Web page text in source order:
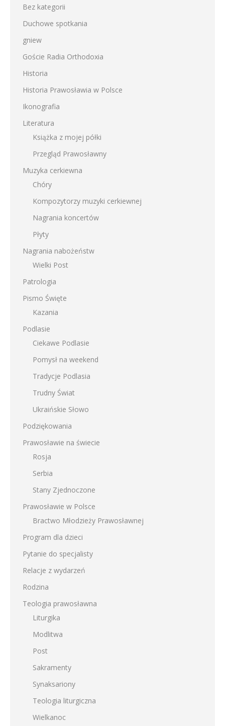
Bez kategorii
Duchowe spotkania
gniew
Goście Radia Orthodoxia
Historia
Historia Prawosławia w Polsce
Ikonografia
Literatura
Książka z mojej półki
Przegląd Prawosławny
Muzyka cerkiewna
Chóry
Kompozytorzy muzyki cerkiewnej
Nagrania koncertów
Płyty
Nagrania nabożeństw
Wielki Post
Patrologia
Pismo Święte
Kazania
Podlasie
Ciekawe Podlasie
Pomysł na weekend
Tradycje Podlasia
Trudny Świat
Ukraińskie Słowo
Podziękowania
Prawosławie na świecie
Rosja
Serbia
Stany Zjednoczone
Prawosławie w Polsce
Bractwo Młodzieży Prawosławnej
Program dla dzieci
Pytanie do specjalisty
Relacje z wydarzeń
Rodzina
Teologia prawosławna
Liturgika
Modlitwa
Post
Sakramenty
Synaksariony
Teologia liturgiczna
Wielkanoc